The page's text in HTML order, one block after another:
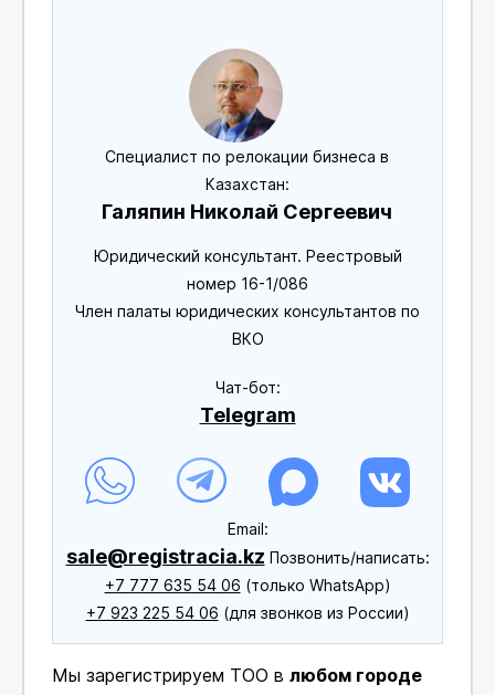
Специалист по релокации бизнеса в
Казахстан:
Галяпин Николай Сергеевич
Юридический консультант. Реестровый
номер 16-1/086
Член палаты юридических консультантов по
ВКО
Чат-бот:
Telegram
Еmail:
sale@registracia.kz Позвонить/написать:
+7 777 635 54 06 (только WhatsApp)
+7 923 225 54 06 (для звонков из России)
Мы зарегистрируем ТОО в любом городе